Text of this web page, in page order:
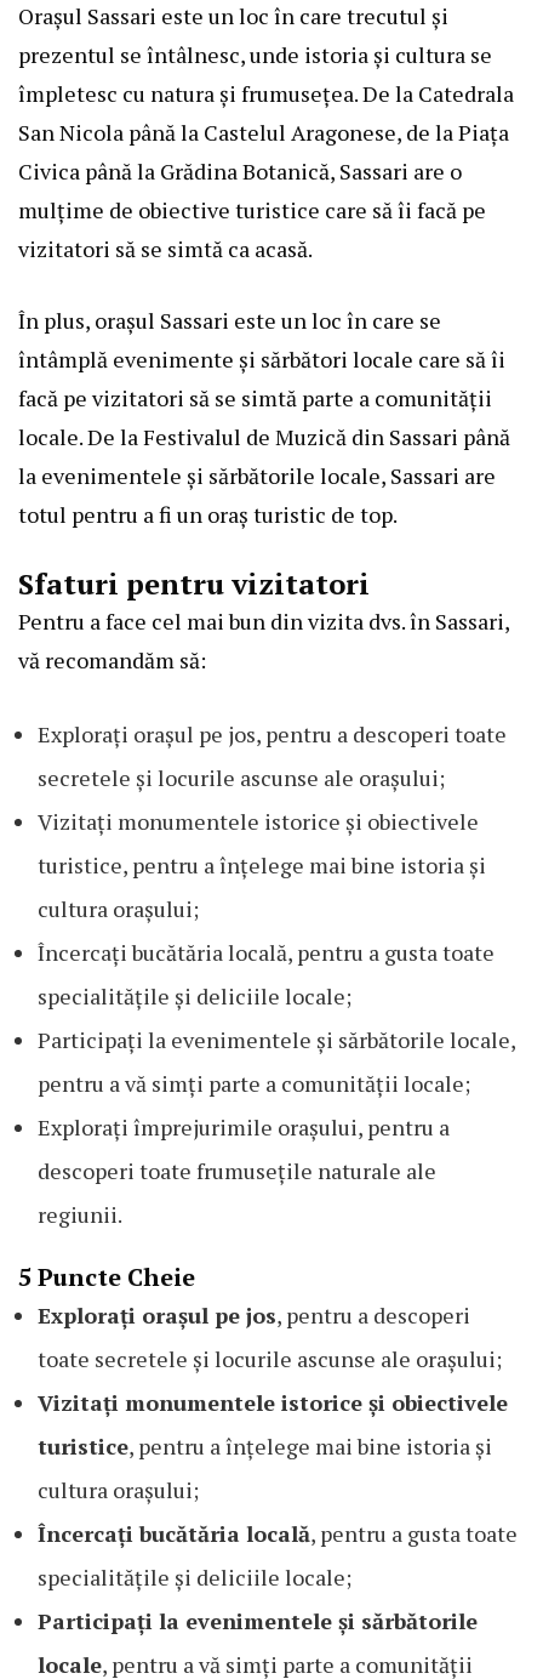
Orașul Sassari este un loc în care trecutul și
prezentul se întâlnesc, unde istoria și cultura se
împletesc cu natura și frumusețea. De la Catedrala
San Nicola până la Castelul Aragonese, de la Piața
Civica până la Grădina Botanică, Sassari are o
mulțime de obiective turistice care să îi facă pe
vizitatori să se simtă ca acasă.
În plus, orașul Sassari este un loc în care se
întâmplă evenimente și sărbători locale care să îi
facă pe vizitatori să se simtă parte a comunității
locale. De la Festivalul de Muzică din Sassari până
la evenimentele și sărbătorile locale, Sassari are
totul pentru a fi un oraș turistic de top.
Sfaturi pentru vizitatori
Pentru a face cel mai bun din vizita dvs. în Sassari,
vă recomandăm să:
Explorați orașul pe jos, pentru a descoperi toate
secretele și locurile ascunse ale orașului;
Vizitați monumentele istorice și obiectivele
turistice, pentru a înțelege mai bine istoria și
cultura orașului;
Încercați bucătăria locală, pentru a gusta toate
specialitățile și deliciile locale;
Participați la evenimentele și sărbătorile locale,
pentru a vă simți parte a comunității locale;
Explorați împrejurimile orașului, pentru a
descoperi toate frumusețile naturale ale
regiunii.
5 Puncte Cheie
Explorați orașul pe jos, pentru a descoperi
toate secretele și locurile ascunse ale orașului;
Vizitați monumentele istorice și obiectivele
turistice, pentru a înțelege mai bine istoria și
cultura orașului;
Încercați bucătăria locală, pentru a gusta toate
specialitățile și deliciile locale;
Participați la evenimentele și sărbătorile
locale, pentru a vă simți parte a comunității